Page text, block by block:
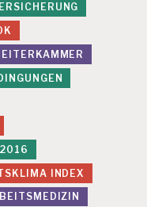
INDEX